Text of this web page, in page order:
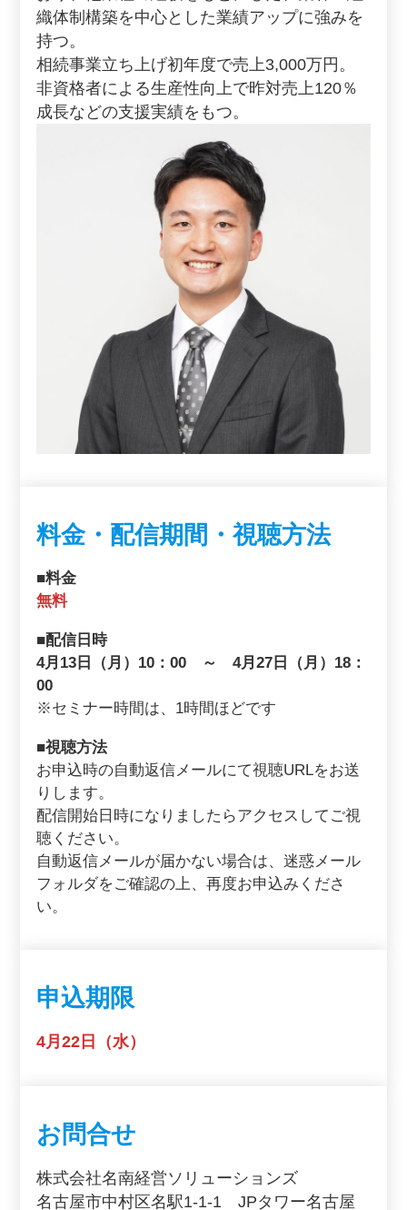
織体制構築を中心とした業績アップに強みを
持つ。
相続事業立ち上げ初年度で売上3,000万円。
非資格者による生産性向上で昨対売上120％
成長などの支援実績をもつ。
料金・配信期間・視聴方法
■料金
無料
■配信日時
4月13日（月）10：00 ～ 4月27日（月）18：
00
※セミナー時間は、1時間ほどです
■視聴方法
お申込時の自動返信メールにて視聴URLをお送
りします。
配信開始日時になりましたらアクセスしてご視
聴ください。
自動返信メールが届かない場合は、迷惑メール
フォルダをご確認の上、再度お申込みくださ
い。
申込期限
4月22日（水）
お問合せ
株式会社名南経営ソリューションズ
名古屋市中村区名駅1-1-1 JPタワー名古屋